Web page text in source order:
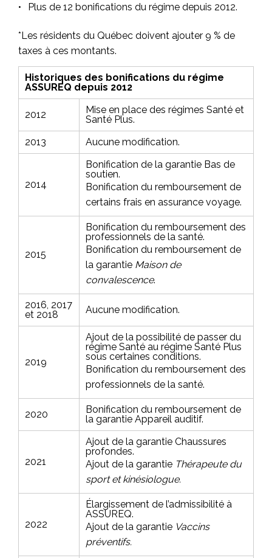
Plus de 12 bonifications du régime depuis 2012.
*Les résidents du Québec doivent ajouter 9 % de
taxes à ces montants.
Historiques des bonifications du régime
ASSUREQ depuis 2012
2012 Mise en place des régimes Santé et
Santé Plus.
2013
Aucune modification.
2014
Bonification de la garantie Bas de
soutien.
Bonification du remboursement de
certains frais en assurance voyage.
2015
Bonification du remboursement des
professionnels de la santé.
Bonification du remboursement de
la garantie Maison de
convalescence.
2016, 2017
et 2018
Aucune modification.
2019
Ajout de la possibilité de passer du
régime Santé au régime Santé Plus
sous certaines conditions.
Bonification du remboursement des
professionnels de la santé.
2020
Bonification du remboursement de
la garantie Appareil auditif.
2021
Ajout de la garantie Chaussures
profondes.
Ajout de la garantie Thérapeute du
sport et kinésiologue.
2022
Élargissement de l’admissibilité à
ASSUREQ.
Ajout de la garantie Vaccins
préventifs.